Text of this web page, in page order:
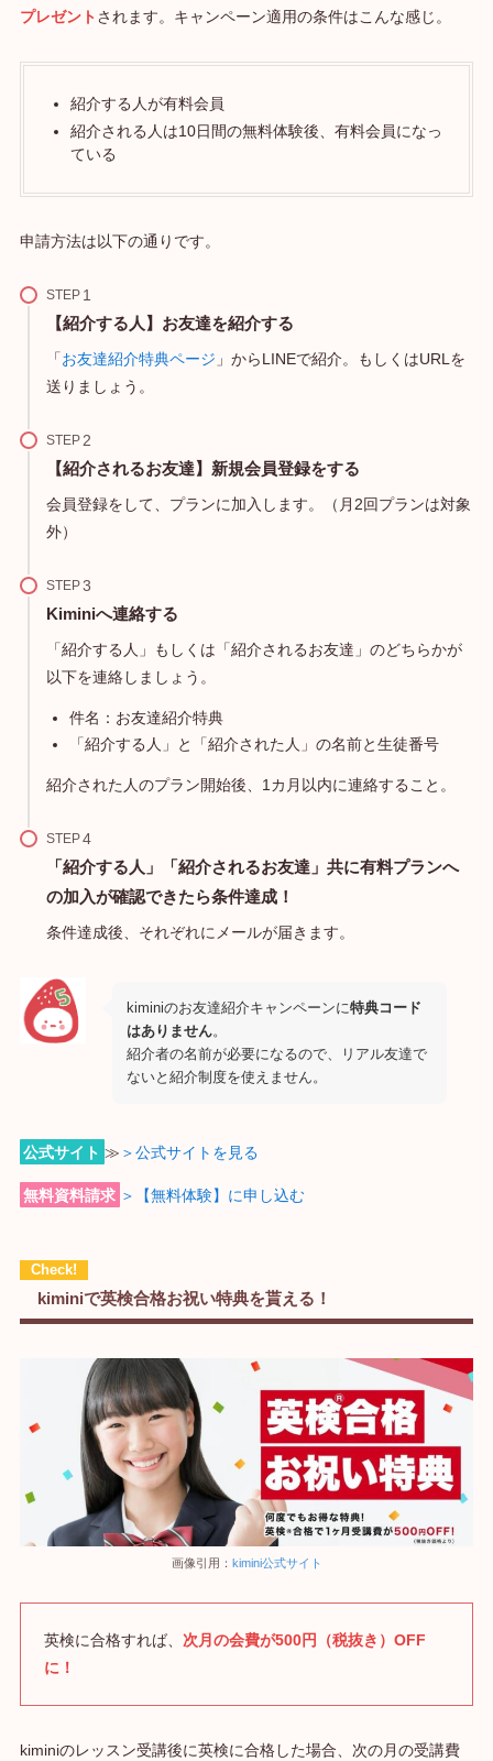
プレゼント されます。キャンペーン適用の条件はこんな感じ。
紹介する人が有料会員
紹介される人は10日間の無料体験後、有料会員になっ
ている
申請方法は以下の通りです。
STEP
【紹介する人】お友達を紹介する
「お友達紹介特典ページ 」からLINEで紹介。もしくはURLを
送りましょう。
STEP
【紹介されるお友達】新規会員登録をする
会員登録をして、プランに加入します。（月2回プランは対象
外）
STEP
Kiminiへ連絡する
「紹介する人」もしくは「紹介されるお友達」のどちらかが
以下を連絡しましょう。
件名：お友達紹介特典
「紹介する人」と「紹介された人」の名前と生徒番号
紹介された人のプラン開始後、1カ月以内に連絡すること。
STEP
「紹介する人」「紹介されるお友達」共に有料プランへ
の加入が確認できたら条件達成！
条件達成後、それぞれにメールが届きます。
kiminiのお友達紹介キャンペーンに特典コード
はありません。
紹介者の名前が必要になるので、リアル友達で
ないと紹介制度を使えません。
公式サイト ≫ ＞公式サイトを見る
無料資料請求 ＞【無料体験】に申し込む
kiminiで英検合格お祝い特典を貰える！
画像引用： kimini公式サイト
英検に合格すれば、 次月の会費が500円（税抜き）OFF
に！
kiminiのレッスン受講後に英検に合格した場合、次の月の受講費